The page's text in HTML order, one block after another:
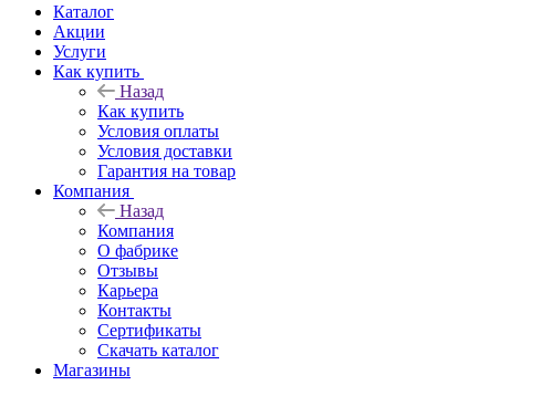
Каталог
Акции
Услуги
Как купить
Назад
Как купить
Условия оплаты
Условия доставки
Гарантия на товар
Компания
Назад
Компания
О фабрике
Отзывы
Карьера
Контакты
Сертификаты
Скачать каталог
Магазины